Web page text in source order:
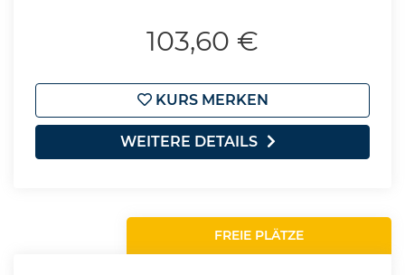
103,60 €
KURS MERKEN
WEITERE DETAILS
FREIE PLÄTZE